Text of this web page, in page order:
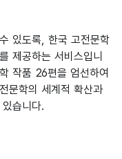
있도록, 한국 고전문학
제공하는 서비스입니
작품 26편을 엄선하여
문학의 세계적 확산과
습니다.